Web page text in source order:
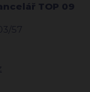
TOP 09
57